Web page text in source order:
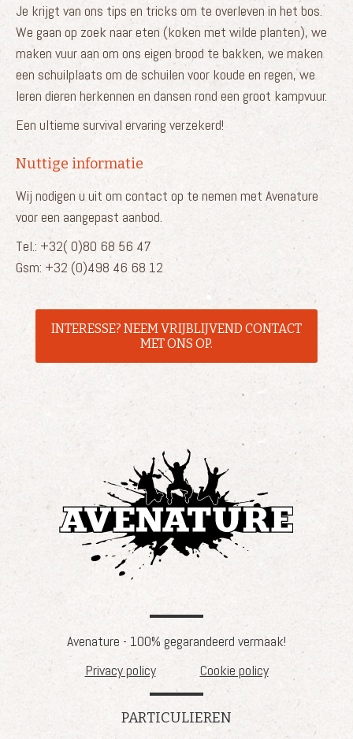
Je krijgt van ons tips en tricks om te overleven in het bos.
We gaan op zoek naar eten (koken met wilde planten), we
maken vuur aan om ons eigen brood te bakken, we maken
een schuilplaats om de schuilen voor koude en regen, we
leren dieren herkennen en dansen rond een groot kampvuur.
Een ultieme survival ervaring verzekerd!
Nuttige informatie
Wij nodigen u uit om contact op te nemen met Avenature
voor een aangepast aanbod.
Tel.: +32( 0)80 68 56 47
Gsm: +32 (0)498 46 68 12
INTERESSE? NEEM VRIJBLIJVEND CONTACT
MET ONS OP.
Avenature - 100% gegarandeerd vermaak!
Privacy policy
Cookie policy
PARTICULIEREN